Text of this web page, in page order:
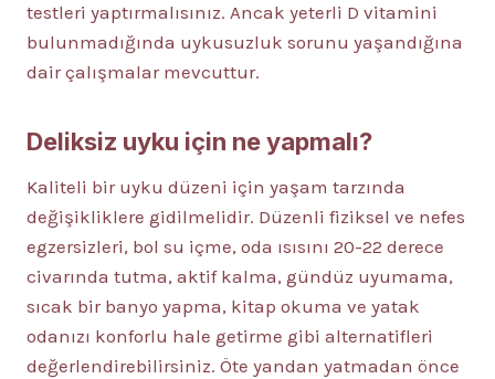
testleri yaptırmalısınız. Ancak yeterli D vitamini
bulunmadığında uykusuzluk sorunu yaşandığına
dair çalışmalar mevcuttur.
Deliksiz uyku için ne yapmalı?
Kaliteli bir uyku düzeni için yaşam tarzında
değişikliklere gidilmelidir. Düzenli fiziksel ve nefes
egzersizleri, bol su içme, oda ısısını 20-22 derece
civarında tutma, aktif kalma, gündüz uyumama,
sıcak bir banyo yapma, kitap okuma ve yatak
odanızı konforlu hale getirme gibi alternatifleri
değerlendirebilirsiniz. Öte yandan yatmadan önce